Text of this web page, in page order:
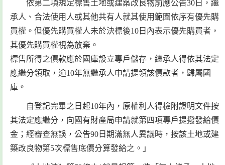
依第二項規定標售土地或建築改良物前應公告30日，繼
承人、合法使用人或其他共有人就其使用範圍依序有優先購
買權。但優先購買權人未於決標後10日內表示優先購買者，
其優先購買權視為放棄。
標售所得之價款應於國庫設立專戶儲存，繼承人得依其法定
應繼分領取，逾10年無繼承人申請提領該價款者，歸屬國
庫。
自登記完畢之日起10年內，原權利人得檢附證明文件按
其法定應繼分，向國有財產局申請就第四項專戶提撥發給價
金；經審查無誤，公告90日期滿無人異議時，按該土地或建
築改良物第5次標售底價分算發給之。」